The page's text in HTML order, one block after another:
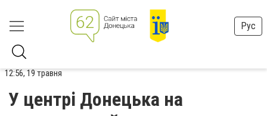
Рус
12:56, 19 травня
У центрі Донецька на